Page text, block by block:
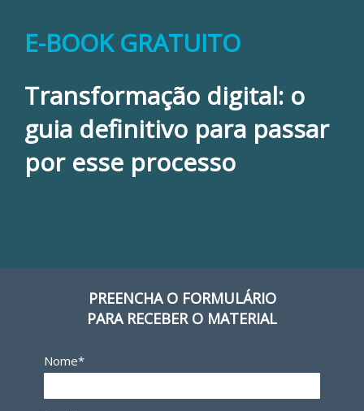
E-BOOK GRATUITO
Transformação digital: o
guia definitivo para passar
por esse processo
PREENCHA O FORMULÁRIO
PARA RECEBER O MATERIAL
Nome*